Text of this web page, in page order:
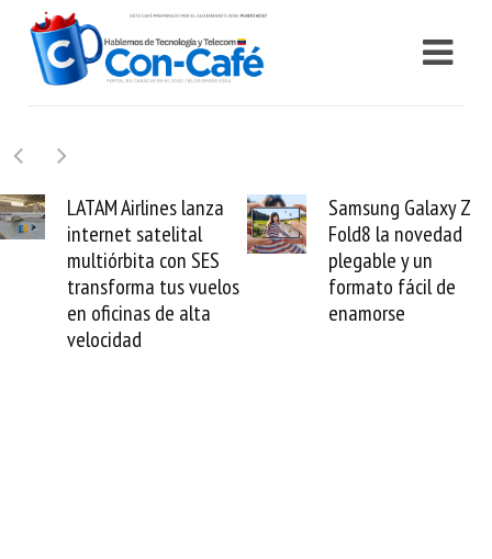
LATAM Airlines lanza
internet satelital
multiórbita con SES
transforma tus vuelos
en oficinas de alta
velocidad
Samsung Galaxy Z
Fold8 la novedad
plegable y un
formato fácil de
enamorse